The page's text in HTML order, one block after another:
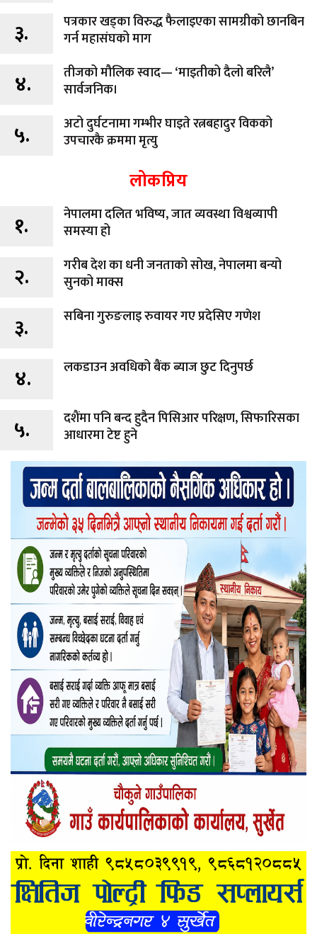
३.
पत्रकार खड्का विरुद्ध फैलाइएका सामग्रीको छानबिन
गर्न महासंघको माग
४.
तीजको मौलिक स्वाद— ‘माइतीको दैलो बरिलै’
सार्वजनिक।
५.
अटो दुर्घटनामा गम्भीर घाइते रत्नबहादुर विकको
उपचारकै क्रममा मृत्यु
लोकप्रिय
१.
नेपालमा दलित भविष्य, जात व्यवस्था विश्वव्यापी
समस्या हो
२.
गरीब देश का धनी जनताको सोख, नेपालमा बन्यो
सुनको माक्स
३. सबिना गुरुङलाइ रुवायर गए प्रदेसिए गणेश
४. लकडाउन अवधिको बैंक ब्याज छुट दिनुपर्छ
५.
दशैंमा पनि बन्द हुदैन पिसिआर परिक्षण, सिफारिसका
आधारमा टेष्ट हुने